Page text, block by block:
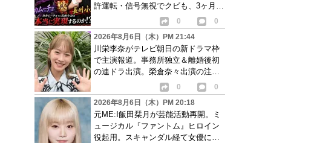
許運転・信号無視でクビも、3ヶ月で
0
0
2026年8月6日（木）PM 21:44
川栄李奈がテレビ朝日の新ドラマ枠
で主演報道。事務所独立＆離婚後初
の連ドラ出演。榮倉奈々出演の注目
0
0
2026年8月6日（木）PM 20:18
元ME:I飯田栞月が芸能活動再開。ミ
ュージカル『ファントム』ヒロイン
役起用。スキャンダル経て女優に転